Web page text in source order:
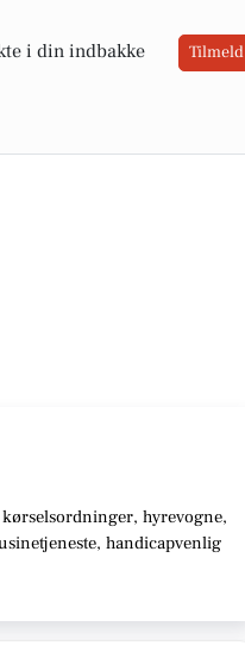
i din indbakke Tilmeld
hyrevogne,
handicapvenlig